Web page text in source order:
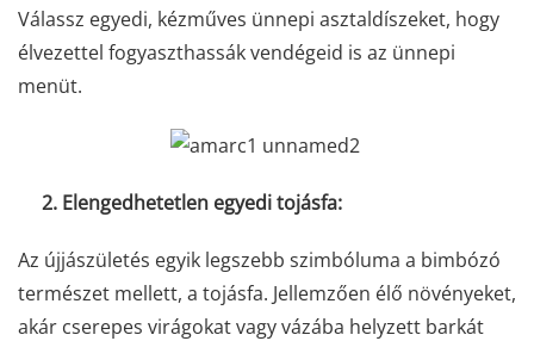
Válassz egyedi, kézműves ünnepi asztaldíszeket, hogy
élvezettel fogyaszthassák vendégeid is az ünnepi
menüt.
2. Elengedhetetlen egyedi tojásfa:
Az újjászületés egyik legszebb szimbóluma a bimbózó
természet mellett, a tojásfa. Jellemzően élő növényeket,
akár cserepes virágokat vagy vázába helyzett barkát